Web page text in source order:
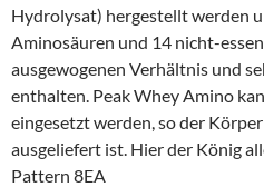
Hydrolysat) hergestellt werden
Aminosäuren und 14 nicht-
ausgewogenen Verhältnis und
enthalten. Peak Whey Amino
eingesetzt werden, so der
ausgeliefert ist. Hier der König
Pattern 8EA